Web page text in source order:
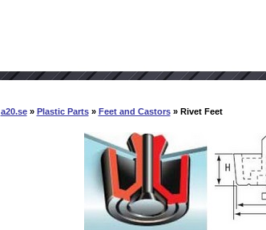
a20.se» Plastic Parts» Feet and Castors» Rivet Feet